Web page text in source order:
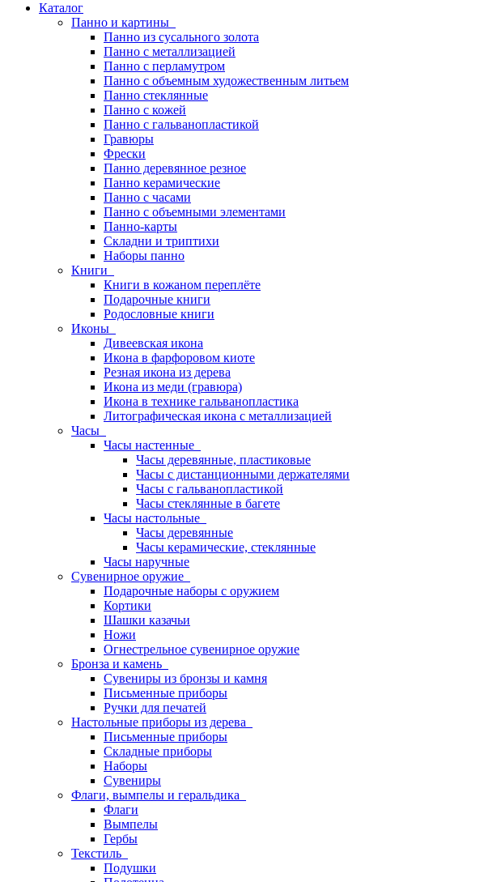
Каталог
Панно и картины
Панно из сусального золота
Панно с металлизацией
Панно с перламутром
Панно с объемным художественным литьем
Панно стеклянные
Панно с кожей
Панно с гальванопластикой
Гравюры
Фрески
Панно деревянное резное
Панно керамические
Панно с часами
Панно с объемными элементами
Панно-карты
Складни и триптихи
Наборы панно
Книги
Книги в кожаном переплёте
Подарочные книги
Родословные книги
Иконы
Дивеевская икона
Икона в фарфоровом киоте
Резная икона из дерева
Икона из меди (гравюра)
Икона в технике гальванопластика
Литографическая икона с металлизацией
Часы
Часы настенные
Часы деревянные, пластиковые
Часы с дистанционными держателями
Часы с гальванопластикой
Часы стеклянные в багете
Часы настольные
Часы деревянные
Часы керамические, стеклянные
Часы наручные
Сувенирное оружие
Подарочные наборы с оружием
Кортики
Шашки казачьи
Ножи
Огнестрельное сувенирное оружие
Бронза и камень
Сувениры из бронзы и камня
Письменные приборы
Ручки для печатей
Настольные приборы из дерева
Письменные приборы
Складные приборы
Наборы
Сувениры
Флаги, вымпелы и геральдика
Флаги
Вымпелы
Гербы
Текстиль
Подушки